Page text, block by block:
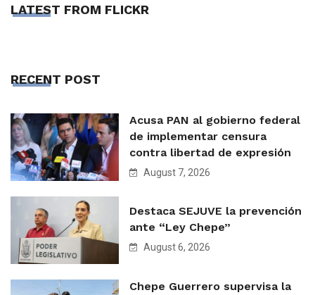
LATEST FROM FLICKR
RECENT POST
Acusa PAN al gobierno federal
de implementar censura
contra libertad de expresión
August 7, 2026
Destaca SEJUVE la prevención
ante “Ley Chepe”
August 6, 2026
Chepe Guerrero supervisa la